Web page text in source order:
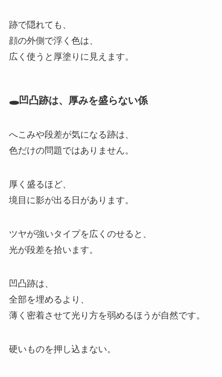
跡で隠れても、
顔の外側で浮く色は、
広く使うと厚塗りに見えます。
🕳️凹凸跡は、厚みを盛らない係
へこみや段差が気になる跡は、
色だけの問題ではありません。
厚く盛るほど、
境目に影が出る日があります。
ツヤが強いタイプを広くのせると、
光が段差を拾います。
凹凸跡は、
全部を埋めるより、
薄く密着させて光り方を弱めるほうが自然です。
硬いものを押し込まない。